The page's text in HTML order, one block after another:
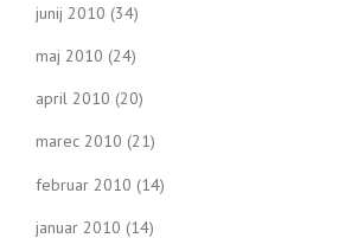
junij 2010 (34)
maj 2010 (24)
april 2010 (20)
marec 2010 (21)
februar 2010 (14)
januar 2010 (14)